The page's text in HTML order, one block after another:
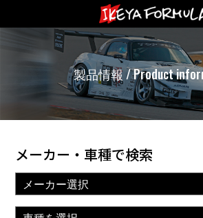
製品情報 / Product
メーカー・車種で検索